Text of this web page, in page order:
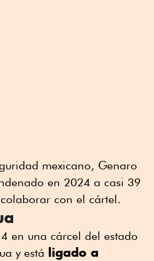
mexicano, Genaro
en 2024 a casi 39
con el cártel.
en una cárcel del estado
y está
ligado a